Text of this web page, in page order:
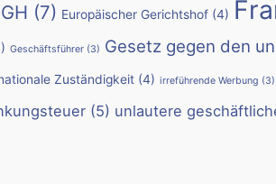
(7) Europäischer Gerichtshof (4)
Geschäftsführer (3) Gesetz gegen den
Zuständigkeit (4) irreführende Werbung (3)
(5) unlautere